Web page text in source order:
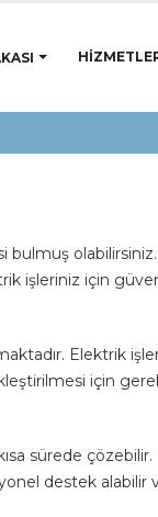
bulmuş
işleriniz için
Elektrik
için
sürede çözebilir.
destek alabilir